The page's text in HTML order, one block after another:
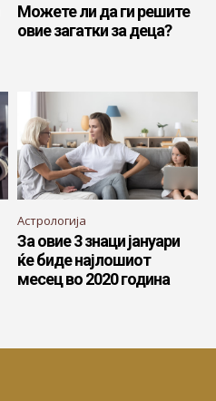
Можете ли да ги решите
овие загатки за деца?
Астрологија
За овие 3 знаци јануари
ќе биде најлошиот
месец во 2020 година